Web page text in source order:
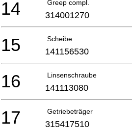
Greep compl.
14 314001270
Scheibe
15 141156530
Linsenschraube
16 141113080
Getriebeträger
17 315417510